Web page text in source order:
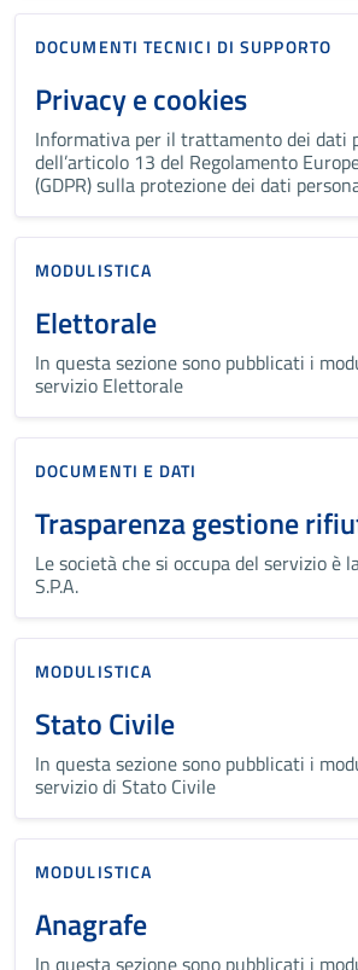
DOCUMENTI TECNICI DI SUPPORTO
Privacy e cookies
Informativa per il trattamento dei dati
dell’articolo 13 del Regolamento
(GDPR) sulla protezione dei dati
MODULISTICA
Elettorale
In questa sezione sono pubblicati i
servizio Elettorale
DOCUMENTI E DATI
Trasparenza gestione
Le società che si occupa del servizio è
S.P.A.
MODULISTICA
Stato Civile
In questa sezione sono pubblicati i
servizio di Stato Civile
MODULISTICA
Anagrafe
In questa sezione sono pubblicati i